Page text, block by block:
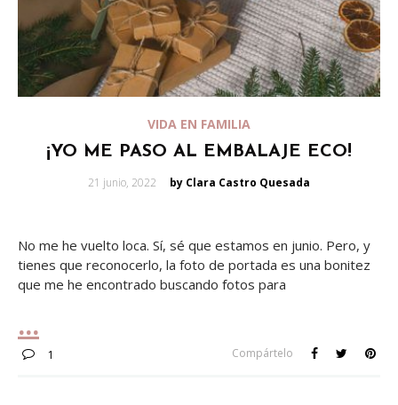
VIDA EN FAMILIA
¡YO ME PASO AL EMBALAJE ECO!
Posted
21 junio, 2022 by Clara Castro Quesada
No me he vuelto loca. Sí, sé que estamos en junio. Pero, y
tienes que reconocerlo, la foto de portada es una bonitez
que me he encontrado buscando fotos para
1 Compártelo